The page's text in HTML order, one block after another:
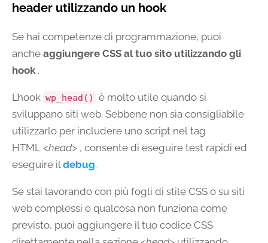
header utilizzando un hook
Se hai competenze di programmazione, puoi
anche aggiungere CSS al tuo sito utilizzando gli
hook.
L’hook wp_head()
è molto utile quando si
sviluppano siti web. Sebbene non sia consigliabile
utilizzarlo per includere uno script nel tag
HTML <head> , consente di eseguire test rapidi ed
eseguire ildebug.
Se stai lavorando con più fogli di stile CSS o su siti
web complessi e qualcosa non funziona come
previsto, puoi aggiungere il tuo codice CSS